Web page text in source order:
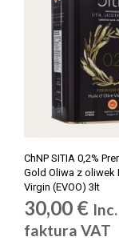
ChNP SITIA 0,2%
Gold Oliwa z oliwek
Virgin (EVOO) 3lt
30,00 € Inc.
faktura VAT